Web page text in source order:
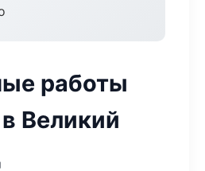
работы
Великий